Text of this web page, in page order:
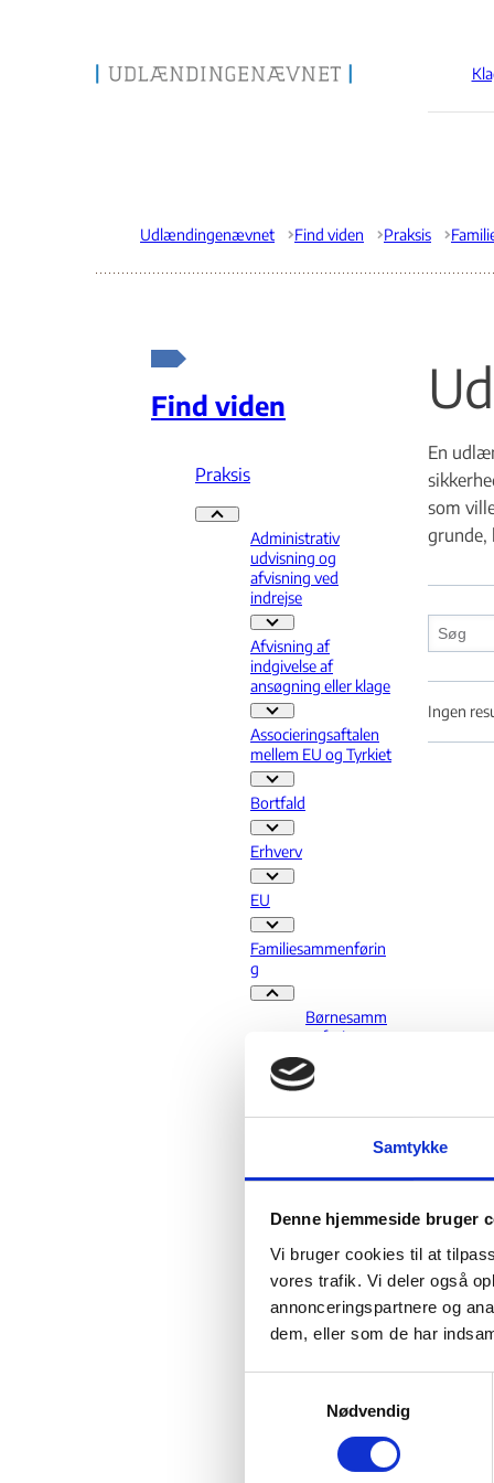
Samtykke
Denne hjemmeside bruger
Vi bruger cookies til at
vores trafik. Vi deler også
annonceringspartnere og
dem, eller som de har
Nødvendig
Gå til forsiden
Udlændingenævnet Find viden Praksis
Find viden
Praksis
Praksis - Flere links
Administrativ
udvisning og
afvisning ved
indrejse
Administrativ udvisning og
Afvisning af
indgivelse af
ansøgning eller klage
Afvisning af indgivelse af
Associeringsaftalen
mellem EU og Tyrkiet
Associeringsaftalen mellem EU og
Bortfald
Bortfald - Flere links
Erhverv
Erhverv - Flere links
EU
EU - Flere links
Familiesammenførin
g
Familiesammenføring - Flere links
Børnesamm
enføring
Ægtefællesa
der søger
enføring
Forældre, der søger
Anden
familie m.v.
Udelukkelse
Inddragelse
og nægtelse
forlængelse
Inddragelse og nægtelse
Øvrige
En
som
grunde,
Ingen